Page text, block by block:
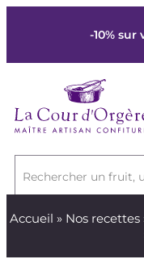
-10%
Rechercher un fruit,
Accueil » Nos recettes